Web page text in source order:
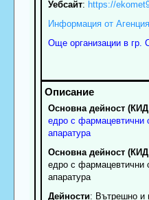
Уебсайт: https://
Информация от
Още организации в гр.
Основна дейност (КИД
едро с фармацевтични
апаратура
Основна дейност (КИД
едро с фармацевтични
апаратура
Дейности: Вътрешно и